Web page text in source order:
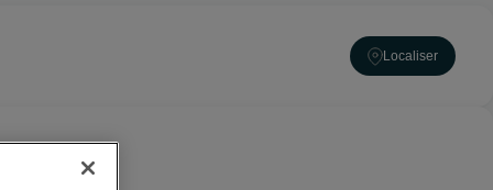
Localiser